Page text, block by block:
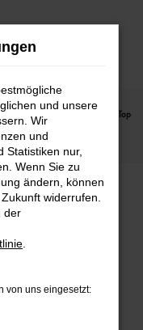
T-Roc für Hamburg Jahreswagen Top
–
und unsere
Wir
und
Statistiken nur,
Wenn Sie zu
ändern, können
widerrufen.
der
von uns eingesetzt: